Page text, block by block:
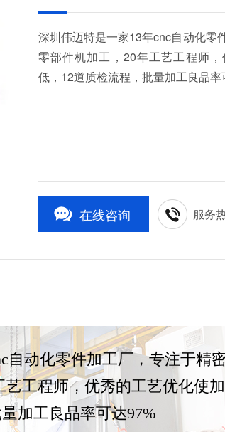
深圳伟迈特是一家13年cnc自动化零
零部件机加工，20年工艺工程师
低，12道质检流程，批量加工良品率
在线咨询 服务
自动化零件加工厂，专注于精
工程师，优秀的工艺优化使
加工良品率可达97%